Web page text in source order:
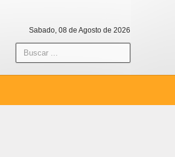
Sabado, 08 de Agosto de 2026